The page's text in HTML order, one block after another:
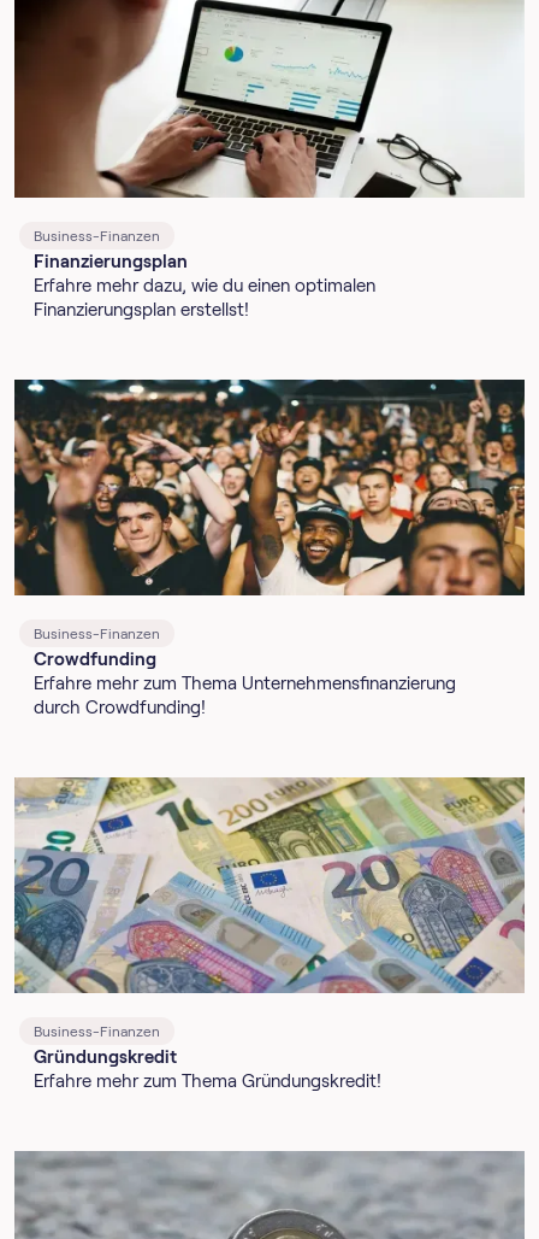
Business-Finanzen
Finanzierungsplan
Erfahre mehr dazu, wie du einen optimalen
Finanzierungsplan erstellst!
Business-Finanzen
Crowdfunding
Erfahre mehr zum Thema Unternehmensfinanzierung
durch Crowdfunding!
Business-Finanzen
Gründungskredit
Erfahre mehr zum Thema Gründungskredit!